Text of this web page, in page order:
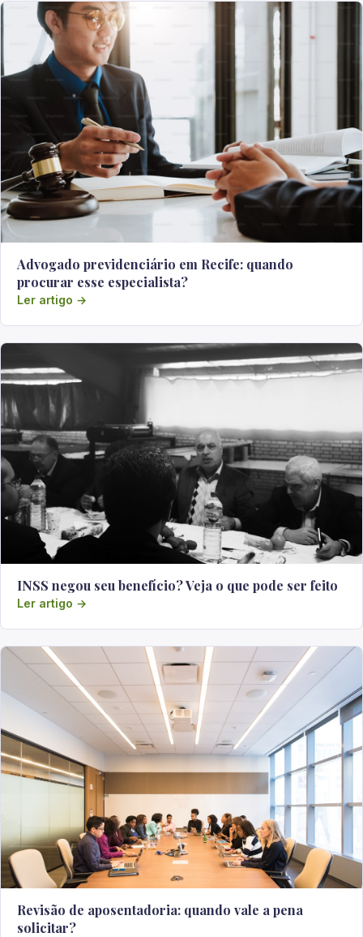
Advogado previdenciário em Recife: quando
procurar esse especialista?
Ler artigo →
INSS negou seu benefício? Veja o que pode ser feito
Ler artigo →
Revisão de aposentadoria: quando vale a pena
solicitar?